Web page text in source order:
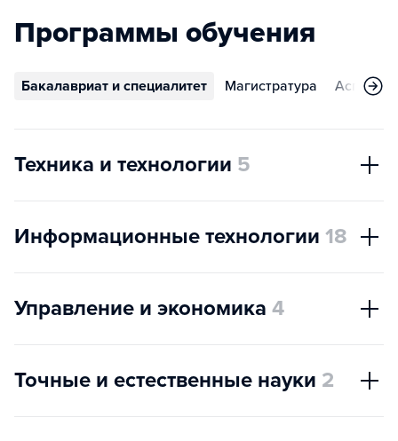
Программы обучения
Бакалавриат и специалитет Магистратура
Техника и технологии 5
Информационные технологии 18
Управление и экономика 4
Точные и естественные науки 2